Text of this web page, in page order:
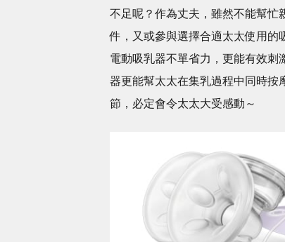
不足呢？作為丈夫，雖然不能幫忙
件，又或參與選擇合適太太使用的
電動吸乳器不單省力，更能有效
器更能幫太太在集乳過程中同時按
節，必定會令太太大受感動～